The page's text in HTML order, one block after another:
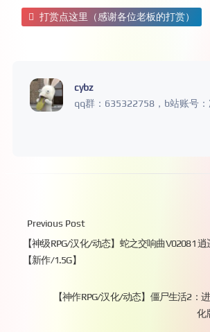
打赏点这里（感谢各位老板的打赏）
cybz
qq群：635322758，b站账号
Previous Post
【神级RPG/汉化/动态】蛇之交响曲V02081
【新作/1.5G】
【神作RPG/汉化/动态】僵尸生活2：
化